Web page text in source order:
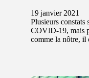
19 janvier 2021
Plusieurs constats
COVID-19, mais
comme la nôtre,